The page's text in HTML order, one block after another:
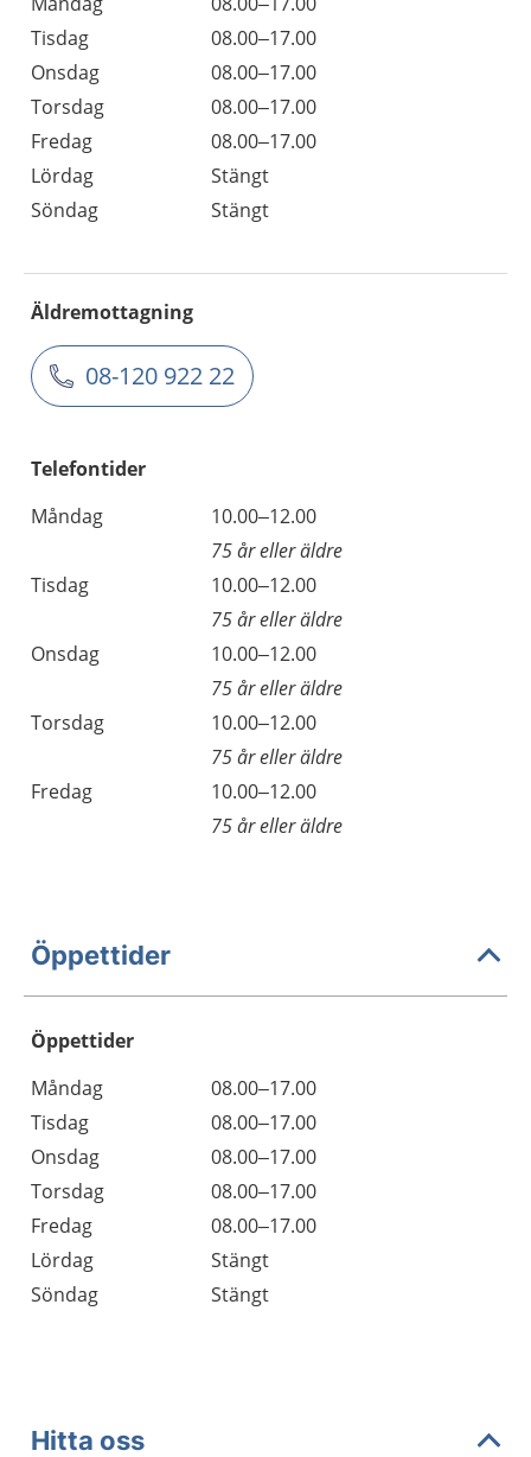
Tisdag
08.00–17.00
Onsdag
08.00–17.00
Torsdag
08.00–17.00
Fredag
08.00–17.00
Lördag
Stängt
Söndag
Stängt
Äldremottagning
08-120 922 22
Telefontider
Måndag
10.00–12.00
75 år eller äldre
Tisdag
10.00–12.00
75 år eller äldre
Onsdag
10.00–12.00
75 år eller äldre
Torsdag
10.00–12.00
75 år eller äldre
Fredag
10.00–12.00
75 år eller äldre
Öppettider
Öppettider
Dag
Öppettider
Kommentarer
Måndag
08.00–17.00
Tisdag
08.00–17.00
Onsdag
08.00–17.00
Torsdag
08.00–17.00
Fredag
08.00–17.00
Lördag
Stängt
Söndag
Stängt
Hitta oss